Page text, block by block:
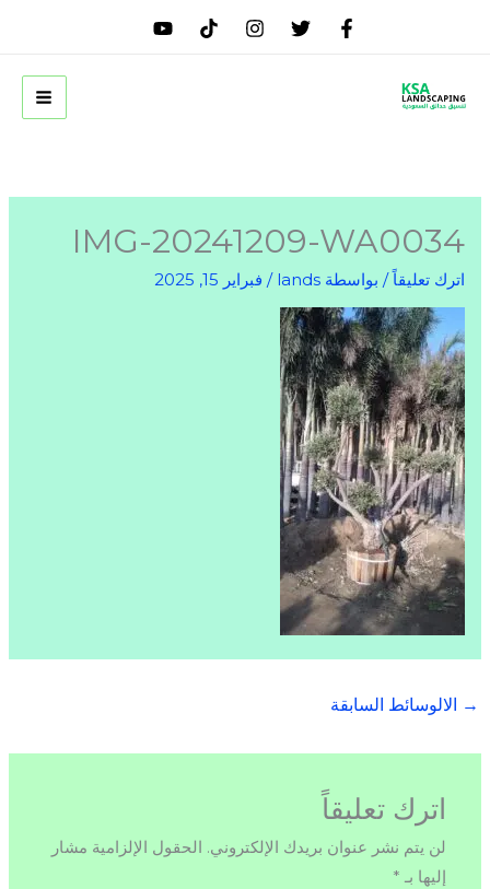
IMG-20241209-WA0034
اترك تعليقاً / بواسطة lands
/ فبراير 15, 2025
→ الالوسائط السابقة
اترك تعليقاً
لن يتم نشر عنوان بريدك الإلكتروني. الحقول الإلزامية مشار
إليها بـ *